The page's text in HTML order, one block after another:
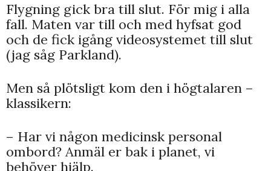
Flygning gick bra till slut. För mig i alla
fall. Maten var till och med hyfsat god
och de fick igång videosystemet till slut
(jag såg Parkland).
Men så plötsligt kom den i högtalaren –
klassikern:
– Har vi någon medicinsk personal
ombord? Anmäl er bak i planet, vi
behöver hjälp.